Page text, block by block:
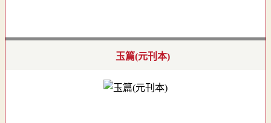
玉篇(元刊本)